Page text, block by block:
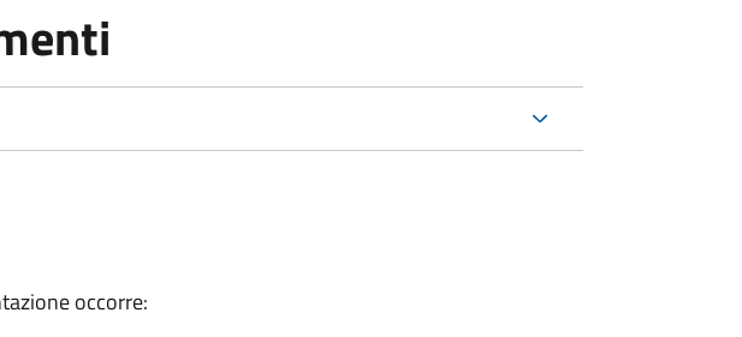
occorre: